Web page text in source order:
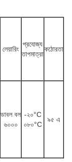
লেয়ারিং
প্রযোজ্য
তাপমাত্রা
কঠোরতা
ডাবল বল
৬০০০
-২০°C
০৮০°C
৯৫ এ